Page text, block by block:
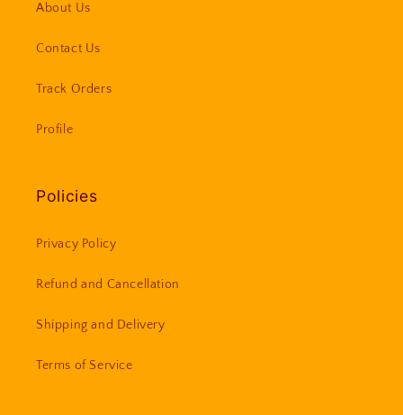
About Us
Contact Us
Track Orders
Profile
Policies
Privacy Policy
Refund and Cancellation
Shipping and Delivery
Terms of Service